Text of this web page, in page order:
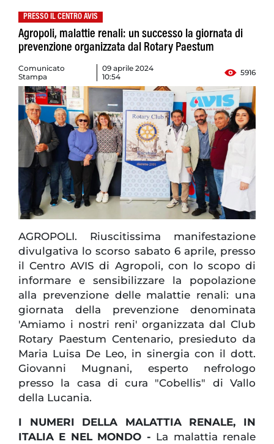
PRESSO IL CENTRO AVIS
Agropoli, malattie renali: un successo la giornata di
prevenzione organizzata dal Rotary Paestum
Comunicato
Stampa
09 aprile 2024
10:54
5916
AGROPOLI. Riuscitissima manifestazione
divulgativa lo scorso sabato 6 aprile, presso
il Centro AVIS di Agropoli, con lo scopo di
informare e sensibilizzare la popolazione
alla prevenzione delle malattie renali: una
giornata della prevenzione denominata
'Amiamo i nostri reni' organizzata dal Club
Rotary Paestum Centenario, presieduto da
Maria Luisa De Leo, in sinergia con il dott.
Giovanni Mugnani, esperto nefrologo
presso la casa di cura "Cobellis" di Vallo
della Lucania.
I NUMERI DELLA MALATTIA RENALE, IN
ITALIA E NEL MONDO - La malattia renale